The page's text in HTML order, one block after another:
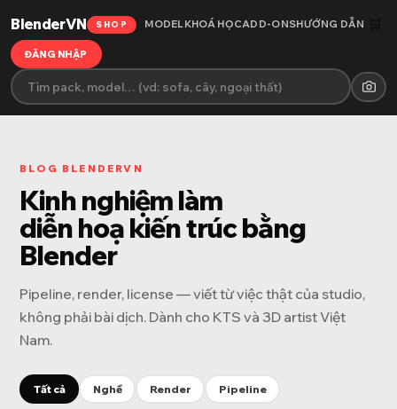
BlenderVN SHOP MODELKHOÁ HỌCADD-ONSHƯỚNG DẪN
ĐĂNG NHẬP
BLOG BLENDERVN
Kinh nghiệm làm
diễn hoạ kiến trúc bằng
Blender
Pipeline, render, license — viết từ việc thật của studio,
không phải bài dịch. Dành cho KTS và 3D artist Việt
Nam.
Tất cả Nghề Render Pipeline